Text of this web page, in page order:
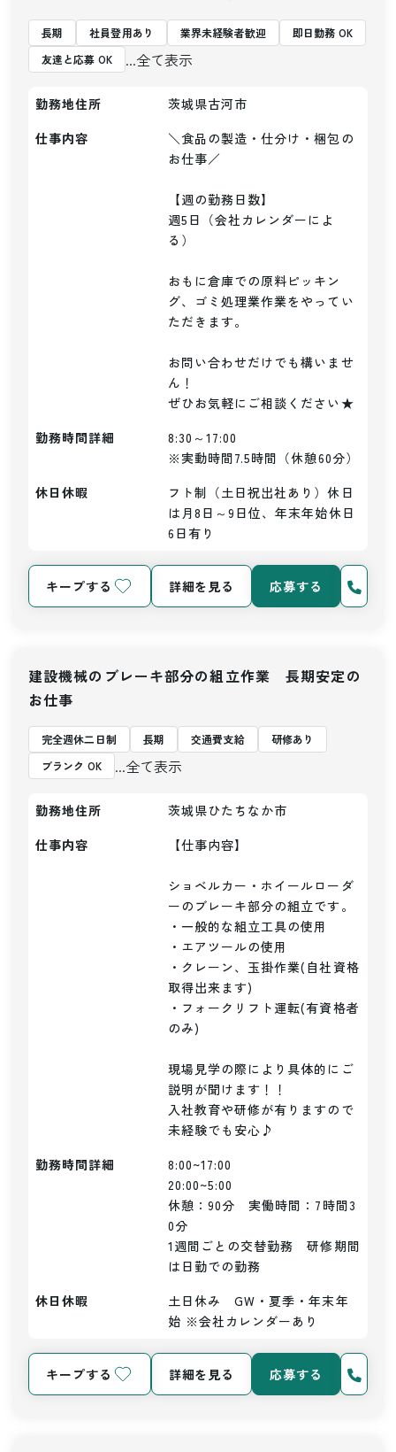
長期 社員登用あり 業界未経験者歓迎
即日勤務 OK
友達と応募 OK
...全て表示
勤務地住所
茨城県古河市
仕事内容
＼食品の製造・仕分け・梱包の
お仕事／
【週の勤務日数】
週5日（会社カレンダーによ
る）
おもに倉庫での原料ピッキン
グ、ゴミ処理業作業をやってい
ただきます。
お問い合わせだけでも構いませ
ん！
ぜひお気軽にご相談ください★
勤務時間詳細
8:30～17:00
※実動時間7.5時間（休憩60分）
休日休暇
フト制（土日祝出社あり）休日
は月8日～9日位、年末年始休日
6日有り
キープする 詳細を見る 応募する
建設機械のブレーキ部分の組立作業 長期安定の
お仕事
完全週休二日制 長期 交通費支給
研修あり
ブランク OK
...全て表示
勤務地住所
茨城県ひたちなか市
仕事内容
【仕事内容】
ショベルカー・ホイールローダ
ーのブレーキ部分の組立です。
・一般的な組立工具の使用
・エアツールの使用
・クレーン、玉掛作業(自社資格
取得出来ます)
・フォークリフト運転(有資格者
のみ)
現場見学の際により具体的にご
説明が聞けます！！
入社教育や研修が有りますので
未経験でも安心♪
勤務時間詳細
8:00~17:00
20:00~5:00
休憩：90分　実働時間：7時間3
0分
1週間ごとの交替勤務　研修期間
は日勤での勤務
休日休暇
土日休み　GW・夏季・年末年
始 ※会社カレンダーあり
キープする 詳細を見る 応募する